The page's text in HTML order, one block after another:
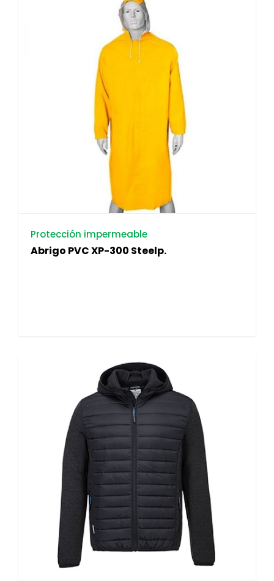
Protección impermeable
Abrigo PVC XP-300 Steelp.